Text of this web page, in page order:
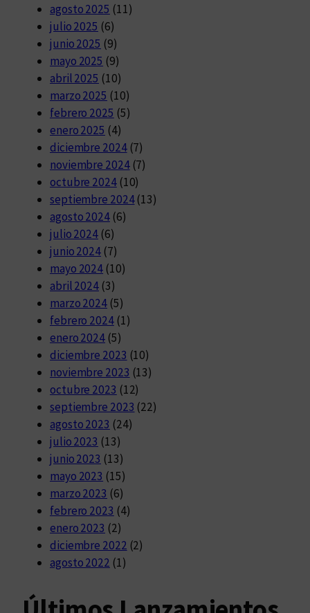
agosto 2025 (11)
julio 2025 (6)
junio 2025 (9)
mayo 2025 (9)
abril 2025 (10)
marzo 2025 (10)
febrero 2025 (5)
enero 2025 (4)
diciembre 2024(7)
noviembre 2024(7)
octubre 2024(10)
septiembre 2024(13)
agosto 2024(6)
julio 2024 (6)
junio 2024 (7)
mayo 2024 (10)
abril 2024 (3)
marzo 2024 (5)
febrero 2024(1)
enero 2024 (5)
diciembre 2023 (10)
noviembre 2023 (13)
octubre 2023 (12)
septiembre 2023 (22)
agosto 2023 (24)
julio 2023 (13)
junio 2023 (13)
mayo 2023 (15)
marzo 2023 (6)
febrero 2023 (4)
enero 2023 (2)
diciembre 2022 (2)
agosto 2022 (1)